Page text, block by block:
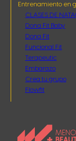
Entrenamiento en
CLASES DE
Dona Fit Baby
Dona Fit
Funcional Fit
Terapeutic
Embarazo
Crea tu grupo
Flowfit